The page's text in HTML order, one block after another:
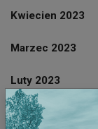
Kwiecien 2023
Marzec 2023
Luty 2023
Styczeń 2023